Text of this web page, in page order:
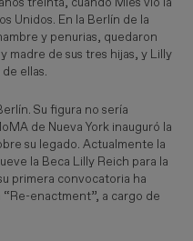
treinta, cuando Mies vio la
Unidos. En la Berlín de la
y penurias, quedaron
madre de sus tres hijas, y Lilly
ellas.
Su figura no sería
de Nueva York inauguró la
su legado. Actualmente la
la Beca Lilly Reich para la
primera convocatoria ha
enactment”, a cargo de